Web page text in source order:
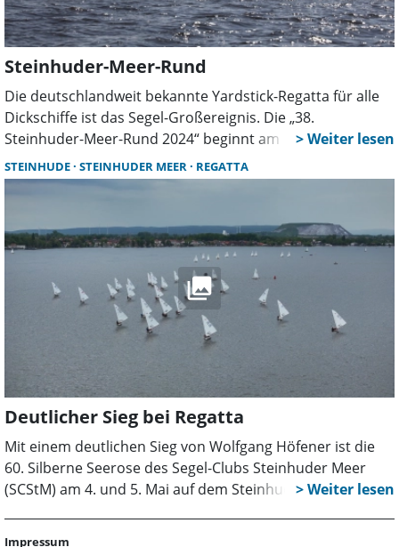
Steinhuder-Meer-Rund
Die deutschlandweit bekannte Yardstick-Regatta für alle
Dickschiffe ist das Segel-Großereignis. Die „38.
Steinhuder-Meer-Rund 2024“ beginnt am 1. Juni um 8.30
Uhr mit der Steuermannsbesprechung auf der Insel
Wilhelmstein. Meldeschluss für die Regatta ist der 27. Mai.
STEINHUDE STEINHUDER MEER REGATTA
Deutlicher Sieg bei Regatta
Mit einem deutlichen Sieg von Wolfgang Höfener ist die
60. Silberne Seerose des Segel-Clubs Steinhuder Meer
(SCStM) am 4. und 5. Mai auf dem Steinhuder Meer zu
Impressum